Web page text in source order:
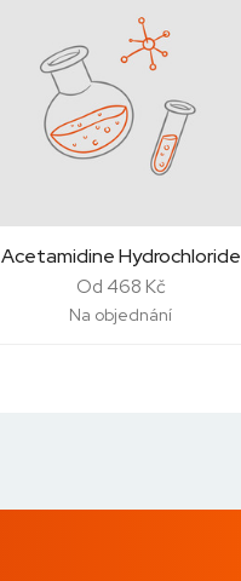
Acetamidine Hydrochloride
Od 468 Kč
Na objednání